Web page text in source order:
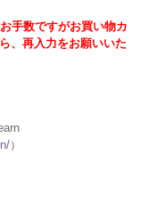
手数ですがお買い物カ
、再入力をお願いいた
）